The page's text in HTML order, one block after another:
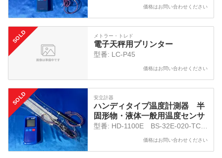
価格はお問い合わせください
SOLD メトラー・トレド
電子天秤用プリンター
型番: LC-P45
価格はお問い合わせください
SOLD 安立計器
ハンディタイプ温度計測器 半
固形物・液体一般用温度センサ
型番: HD-1100E BS-32E-020-TC1-
ASP BS-32E-030-TC1-ASP
価格はお問い合わせください